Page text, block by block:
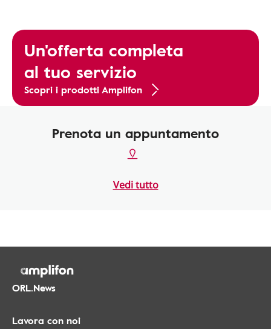
Un'offerta completa
al tuo servizio
Scopri i prodotti Amplifon
Prenota un appuntamento
Vedi tutto
ORL.News
Lavora con noi